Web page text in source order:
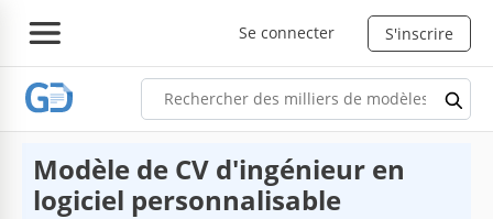
Se connecter S'inscrire
Modèle de CV d'ingénieur en
logiciel personnalisable